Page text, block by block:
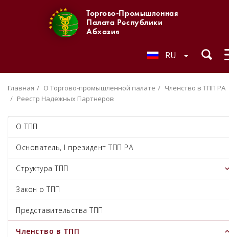
Торгово-Промышленная
Палата Республики
Абхазия
RU
Главная О Торгово-промышленной палате
Членство в ТПП РА
Реестр Надежных Партнеров
О ТПП
Основатель, I президент ТПП РА
Структура ТПП
Закон о ТПП
Представительства ТПП
Членство в ТПП